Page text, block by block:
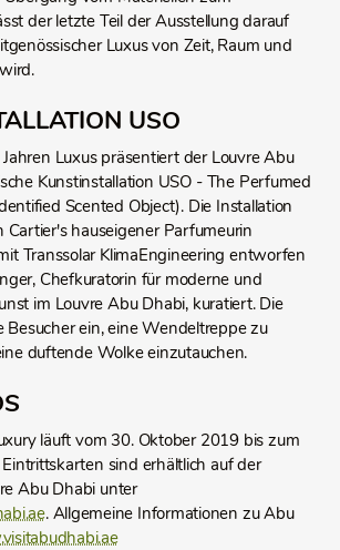
der letzte Teil der Ausstellung darauf
Luxus von Zeit, Raum und
USO
Luxus präsentiert der Louvre Abu
Kunstinstallation USO - The Perfumed
Scented Object). Die Installation
hauseigener Parfumeurin
Transsolar KlimaEngineering entworfen
Chefkuratorin für moderne und
im Louvre Abu Dhabi, kuratiert. Die
Besucher ein, eine Wendeltreppe zu
duftende Wolke einzutauchen.
läuft vom 30. Oktober 2019 bis zum
sind erhältlich auf der
Abu Dhabi unter
. Allgemeine Informationen zu Abu